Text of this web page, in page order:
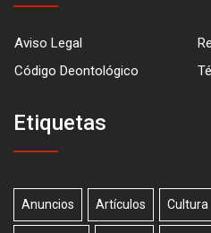
Aviso Legal
Código Deontológico
Etiquetas
Anuncios Artículos Cultura